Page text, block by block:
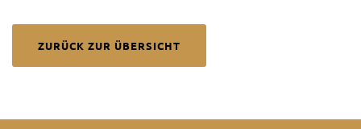
ZURÜCK ZUR ÜBERSICHT